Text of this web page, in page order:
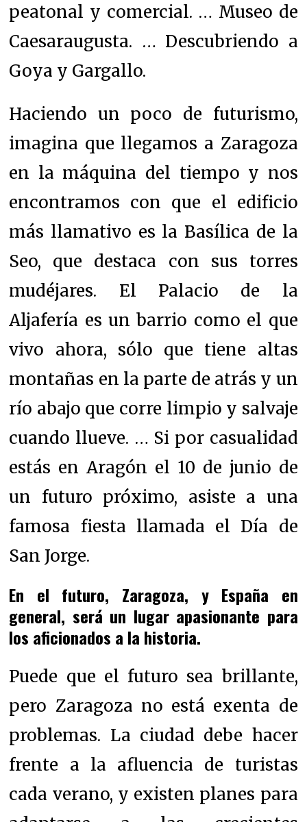
peatonal y comercial. … Museo de
Caesaraugusta. … Descubriendo a
Goya y Gargallo.
Haciendo un poco de futurismo,
imagina que llegamos a Zaragoza
en la máquina del tiempo y nos
encontramos con que el edificio
más llamativo es la Basílica de la
Seo, que destaca con sus torres
mudéjares. El Palacio de la
Aljafería es un barrio como el que
vivo ahora, sólo que tiene altas
montañas en la parte de atrás y un
río abajo que corre limpio y salvaje
cuando llueve. … Si por casualidad
estás en Aragón el 10 de junio de
un futuro próximo, asiste a una
famosa fiesta llamada el Día de
San Jorge.
En el futuro, Zaragoza, y España en
general, será un lugar apasionante para
los aficionados a la historia.
Puede que el futuro sea brillante,
pero Zaragoza no está exenta de
problemas. La ciudad debe hacer
frente a la afluencia de turistas
cada verano, y existen planes para